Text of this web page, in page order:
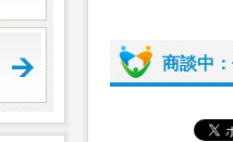
商談中